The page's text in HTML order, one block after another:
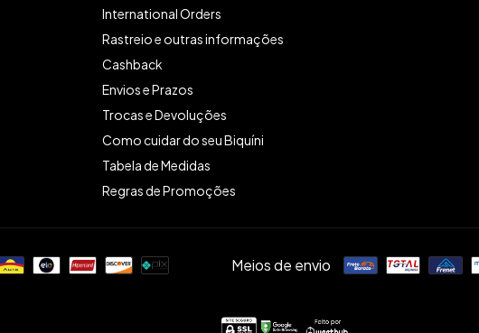
International Orders
Rastreio e outras informações
Cashback
Envios e Prazos
Trocas e Devoluções
Como cuidar do seu Biquíni
Tabela de Medidas
Regras de Promoções
Meios de envio